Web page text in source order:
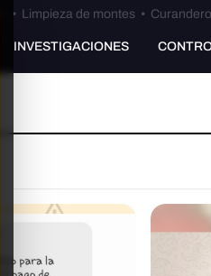
• Limpieza de montes•
INVESTIGACIONES